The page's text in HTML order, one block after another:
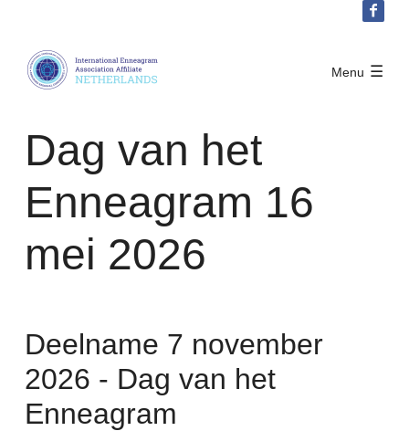
over
naar
het
Sprint
de
Menu
Dag van het
Enneagram 16
mei 2026
Deelname 7 november
2026 - Dag van het
Enneagram
Dag van het Enneagram 16 mei
2026
Community acties
English